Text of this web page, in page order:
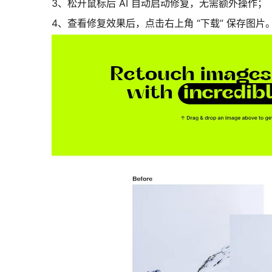
3、松开鼠标后 AI 自动启动修复，无需额外操作；
4、查看修复效果后，点击右上角 “下载” 保存图片